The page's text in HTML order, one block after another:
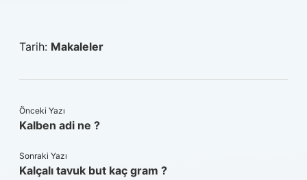
Tarih: Makaleler
Önceki Yazı
Kalben adi ne ?
Sonraki Yazı
Kalçalı tavuk but kaç gram ?